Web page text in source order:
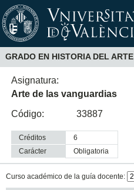
GRADO EN HISTORIA DEL ARTE
Asignatura:
Arte de las vanguardias
Código:
33887
Créditos
6
Carácter
obligatoria
Curso académico de la guía docente: